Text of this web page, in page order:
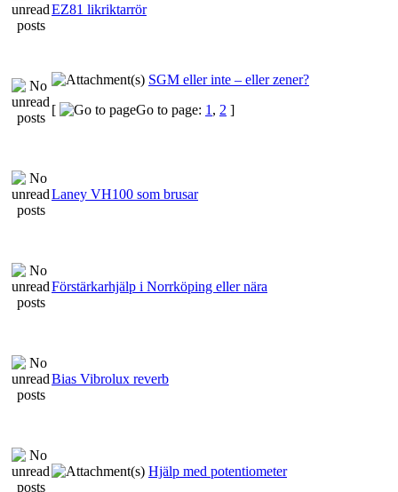
EZ81 likriktarrör
SGM eller inte – eller zener?
[
Go to page: 1 , 2 ]
Laney VH100 som brusar
Förstärkarhjälp i Norrköping eller nära
Bias Vibrolux reverb
Hjälp med potentiometer